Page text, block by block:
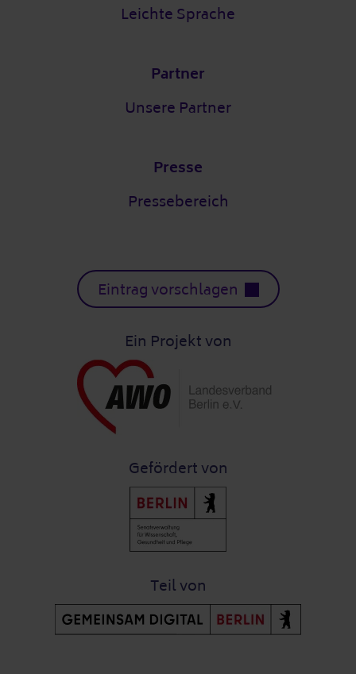
Leichte Sprache
Partner
Unsere Partner
Presse
Pressebereich
Eintrag vorschlagen
Ein Projekt von
Gefördert von
Teil von